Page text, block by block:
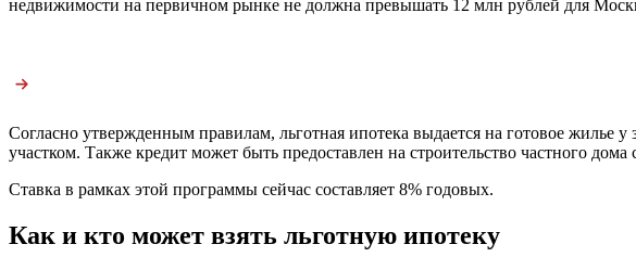
недвижимости на первичном рынке не должна превышать 12 млн рублей для
Согласно утвержденным правилам, льготная ипотека выдается на готовое жилье
участком. Также кредит может быть предоставлен на строительство частного
Ставка в рамках этой программы сейчас составляет 8% годовых.
Как и кто может взять льготную ипотеку